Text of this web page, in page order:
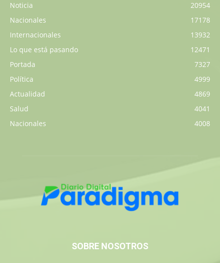
Noticia
20954
Nacionales
17178
Internacionales
13932
Lo que está pasando
12471
Portada
7327
Política
4999
Actualidad
4869
Salud
4041
Nacionales
4008
SOBRE NOSOTROS